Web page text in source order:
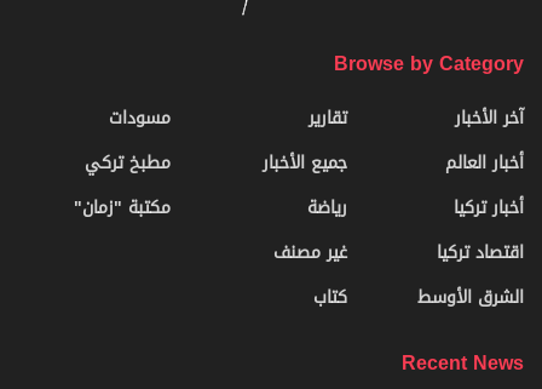
Browse by Category
آخر الأخبار
أخبار العالم
أخبار تركيا
اقتصاد تركيا
الشرق الأوسط
تقارير
جميع الأخبار
رياضة
غير مصنف
كتاب
مسودات
مطبخ تركي
مكتبة "زمان"
Recent News